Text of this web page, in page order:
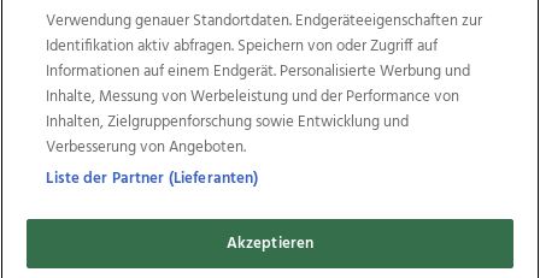
Weitere Angebote des Medienhauses Wimmer
TV1 di-mog-i.at OÖNow
Ischler Woche
Life Radio
OÖNachrichten
OÖN Immobilien
OÖN Karriere
OÖN Reise
Promenaden Galerien
Regionaljobs
wasistlos.at
Copyrights © 2026 Tips Zeitungs GmbH & Co KG
Verwendung genauer Standortdaten. Endgeräteeigenschaften zur
Identifikation aktiv abfragen. Speichern von oder Zugriff auf
Informationen auf einem Endgerät. Personalisierte Werbung und
Inhalte, Messung von Werbeleistung und der Performance von
Inhalten, Zielgruppenforschung sowie Entwicklung und
Verbesserung von Angeboten.
Liste der Partner (Lieferanten)
Akzeptieren